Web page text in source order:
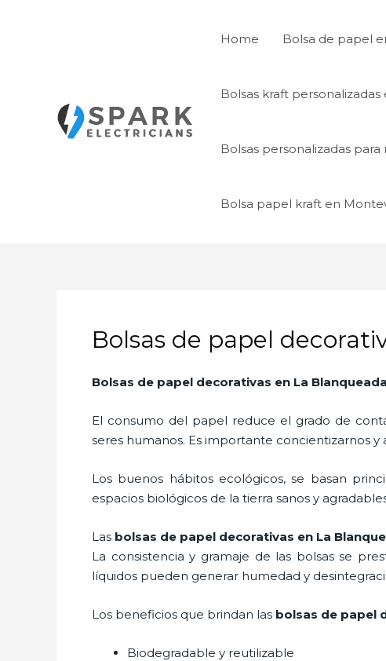
Home Bolsa de papel
Bolsas kraft
Bolsas personalizadas
Bolsa papel kraft en
Bolsas de papel
Bolsas de papel decorativas en La Blanqueada
El consumo del papel reduce el grado de
seres humanos. Es importante concientizarnos
Los buenos hábitos ecológicos, se basan
espacios biológicos de la tierra sanos y
Las bolsas de papel decorativas en La
La consistencia y gramaje de las bolsas se
líquidos pueden generar humedad y
Los beneficios que brindan las bolsas de papel
Biodegradable y reutilizable